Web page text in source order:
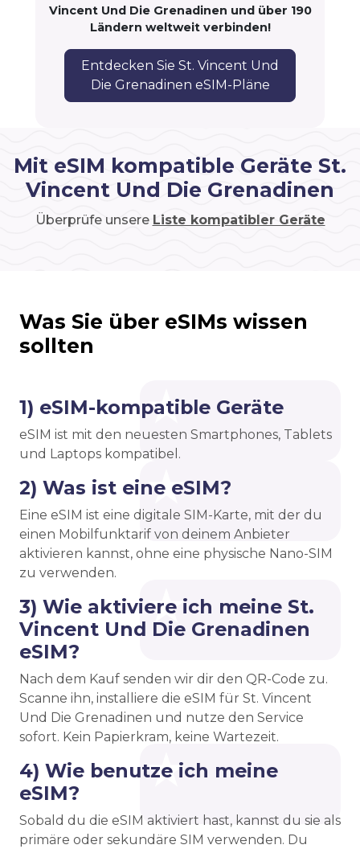
Vincent Und Die Grenadinen und über 190
Ländern weltweit verbinden!
Entdecken Sie St. Vincent Und
Die Grenadinen eSIM-Pläne
Mit eSIM kompatible Geräte St.
Vincent Und Die Grenadinen
Überprüfe unsere Liste kompatibler Geräte
Was Sie über eSIMs wissen
sollten
1) eSIM-kompatible Geräte
eSIM ist mit den neuesten Smartphones, Tablets
und Laptops kompatibel.
2) Was ist eine eSIM?
Eine eSIM ist eine digitale SIM-Karte, mit der du
einen Mobilfunktarif von deinem Anbieter
aktivieren kannst, ohne eine physische Nano-SIM
zu verwenden.
3) Wie aktiviere ich meine St.
Vincent Und Die Grenadinen
eSIM?
Nach dem Kauf senden wir dir den QR-Code zu.
Scanne ihn, installiere die eSIM für St. Vincent
Und Die Grenadinen und nutze den Service
sofort. Kein Papierkram, keine Wartezeit.
4) Wie benutze ich meine
eSIM?
Sobald du die eSIM aktiviert hast, kannst du sie als
primäre oder sekundäre SIM verwenden. Du